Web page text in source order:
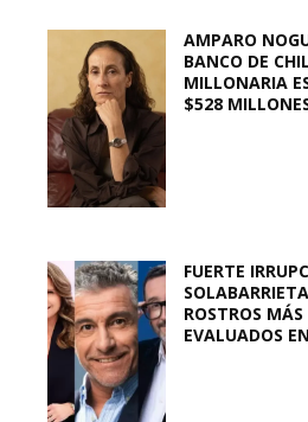
AMPARO
BANCO DE
MILLONARIA
$528
FUERTE
ROSTROS
EVALUADOS